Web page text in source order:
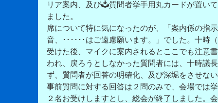
リア案内 、及び 質問者挙手用丸カードが置い
ました。
席について特に気になったのが、「案内係の指
音、･･････はご遠慮願います。」でした。十時
受けた後、マイクに案内されるとここでも注意
われ、戻ろうとしなかった質問者には、十時議
ず、質問者が回答の明確化、及び深堀をさせな
事前質問に対する回答は２問のみで、会場では
２名お受けしますとし、総会が終了しました。